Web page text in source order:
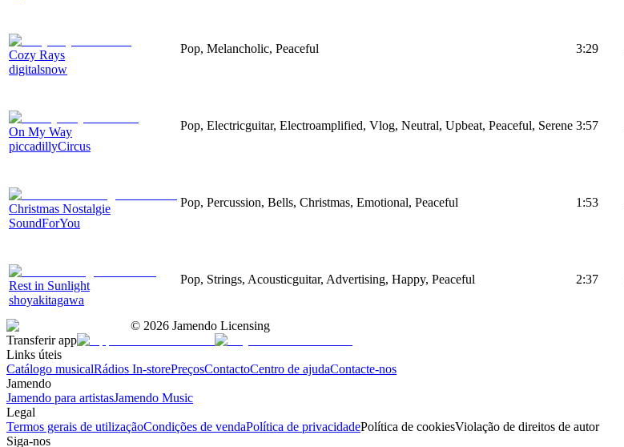
Cozy Rays
digitalsnow
Pop, Melancholic, Peaceful 3:29
On My Way
piccadillyCircus
Pop, Electricguitar, Electroamplified, Vlog, Neutral, Upbeat, Peaceful, Serene 3:57
Christmas Nostalgie
SoundForYou
Pop, Percussion, Bells, Christmas, Emotional, Peaceful 1:53
Rest in Sunlight
shoyakitagawa
Pop, Strings, Acousticguitar, Advertising, Happy, Peaceful 2:37
© 2026 Jamendo Licensing
Transferir app
Links úteis
Catálogo musicalRádios In-storePreçosContactoCentro de ajudaContacte-nos
Jamendo
Jamendo para artistasJamendo Music
Legal
Termos gerais de utilizaçãoCondições de vendaPolítica de privacidadePolítica de cookiesViolação de direitos de autor
Siga-nos